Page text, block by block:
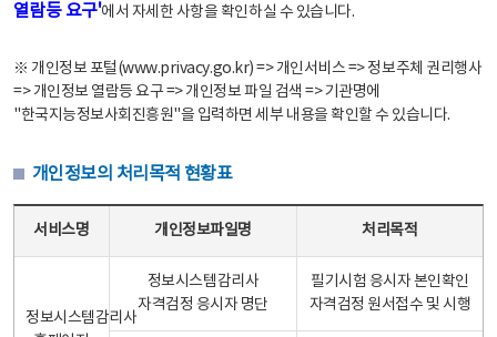
열람등 요구'에서 자세한 사항을 확인하실 수 있습니다.
※ 개인정보 포털(www.privacy.go.kr) => 개인서비스 => 정보주체 권리행사
=> 개인정보 열람등 요구 => 개인정보 파일 검색 => 기관명에
"한국지능정보사회진흥원"을 입력하면 세부 내용을 확인할 수 있습니다.
개인정보의 처리목적 현황표
서비스명 개인정보파일명 처리목적
정보시스템감리사
정보시스템감리사
자격검정 응시자 명단
필기시험 응시자 본인확인
자격검정 원서접수 및 시행